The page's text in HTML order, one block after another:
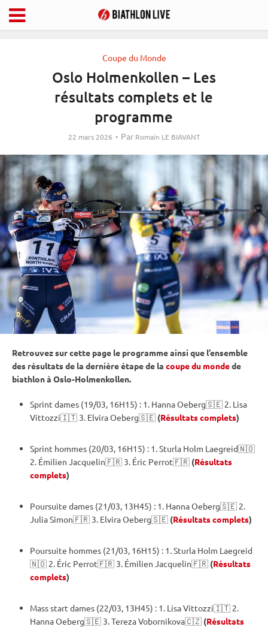
Coupe du Monde
Oslo Holmenkollen – Les
résultats complets et le
programme
22 mars 2026 Par Romain LE BIAVANT
Retrouvez sur cette page le programme ainsi que l’ensemble
des résultats de la dernière étape de la coupe du mondede
biathlon à Oslo-Holmenkollen.
Sprint dames (19/03, 16H15) : 1. Hanna Oeberg🇸🇪 2. Lisa
Vittozzi🇮🇹 3. Elvira Oeberg🇸🇪 (Résultats complets)
Sprint hommes (20/03, 16H15) : 1. Sturla Holm Laegreid🇳🇴
2. Émilien Jacquelin🇫🇷 3. Éric Perrot🇫🇷 (Résultats
complets)
Poursuite dames (21/03, 13H45) : 1. Hanna Oeberg🇸🇪 2.
Julia Simon🇫🇷 3. Elvira Oeberg🇸🇪 (Résultats complets)
Poursuite hommes (21/03, 16H15) : 1. Sturla Holm Laegreid
🇳🇴 2. Éric Perrot🇫🇷 3. Émilien Jacquelin🇫🇷 (Résultats
complets)
Mass start dames (22/03, 13H45) : 1. Lisa Vittozzi🇮🇹 2.
Hanna Oeberg🇸🇪 3. Tereza Vobornikova🇨🇿 (Résultats